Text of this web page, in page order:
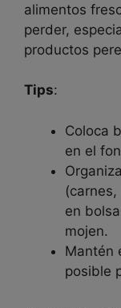
alimentos
perder,
productos
Tips:
Coloca
en el
en
mojen.
Mantén
posible